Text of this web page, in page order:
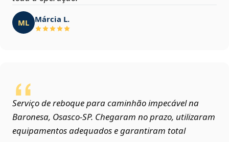
ML Márcia L.
Serviço de reboque para caminhão impecável na
Baronesa, Osasco‑SP. Chegaram no prazo, utilizaram
equipamentos adequados e garantiram total